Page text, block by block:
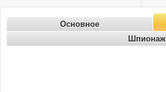
Основное
Шпионаж